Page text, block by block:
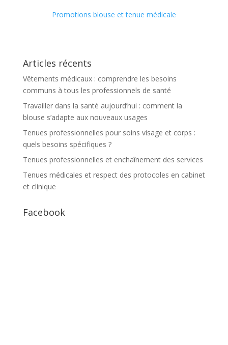
Promotions blouse et tenue médicale
Articles récents
Vêtements médicaux : comprendre les besoins
communs à tous les professionnels de santé
Travailler dans la santé aujourd’hui : comment la
blouse s’adapte aux nouveaux usages
Tenues professionnelles pour soins visage et corps :
quels besoins spécifiques ?
Tenues professionnelles et enchaînement des services
Tenues médicales et respect des protocoles en cabinet
et clinique
Facebook